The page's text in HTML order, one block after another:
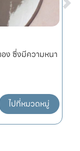
ง ซึ่งมีความหนา
ไปที่หมวดหมู่